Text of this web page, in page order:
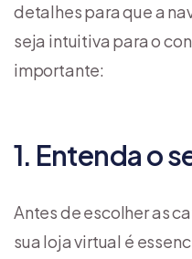
detalhes para que a
seja intuitiva para o
importante:
1. Entenda o
Antes de escolher as
sua loja virtual é